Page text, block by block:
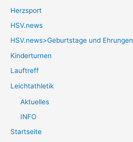
Herzsport
HSV.news
HSV.news>Geburtstage und Ehrungen
Kinderturnen
Lauftreff
Leichtathletik
Aktuelles
INFO
Startseite